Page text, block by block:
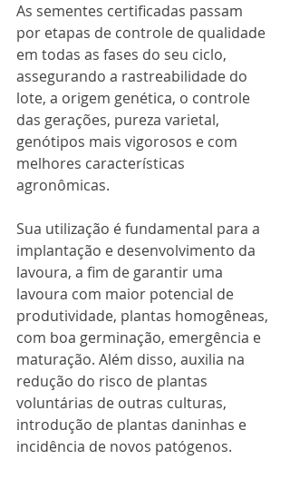
As sementes certificadas passam
por etapas de controle de qualidade
em todas as fases do seu ciclo,
assegurando a rastreabilidade do
lote, a origem genética, o controle
das gerações, pureza varietal,
genótipos mais vigorosos e com
melhores características
agronômicas.
Sua utilização é fundamental para a
implantação e desenvolvimento da
lavoura, a fim de garantir uma
lavoura com maior potencial de
produtividade, plantas homogêneas,
com boa germinação, emergência e
maturação. Além disso, auxilia na
redução do risco de plantas
voluntárias de outras culturas,
introdução de plantas daninhas e
incidência de novos patógenos.